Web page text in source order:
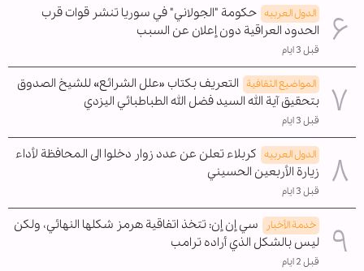
الدول العربیه حكومة "الجولاني" في سوريا تنشر قوات قرب
الحدود العراقية دون إعلان عن السبب
قبل 3 ايام
المواضیع الثقافية التعريف بكتاب «علل الشرائع» للشيخ الصدوق
بتحقيق آية الله السيد فضل الله الطباطبائي اليزدي
قبل 3 ايام
الدول العربیه كربلاء تعلن عن عدد زوار دخلوا الى المحافظة لأداء
زيارة الأربعين الحسيني
قبل 3 ايام
خدمة الأخبار
سي إن إن: تتخذ اتفاقية هرمز شكلها النهائي، ولكن
ليس بالشكل الذي أراده ترامب
قبل 2 ايام